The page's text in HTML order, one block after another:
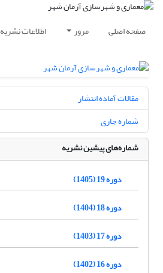
صفحه اصلی مرور اطلاعات نشریه
مقالات آماده انتشار
شماره جاری
شماره‌های پیشین نشریه
دوره 19 (1405)
دوره 18 (1404)
دوره 17 (1403)
دوره 16 (1402)